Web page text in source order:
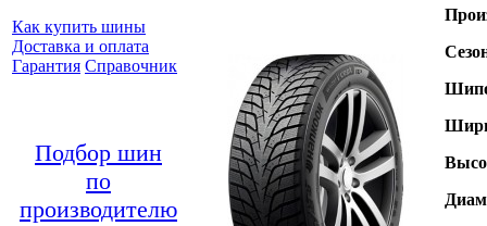
Как купить шины
Доставка и оплата
Гарантия Справочник
Подбор шин
по
производителю